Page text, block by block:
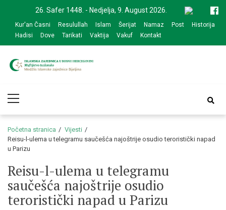
navigation
content
26. Safer 1448. - Nedjelja, 9. August 2026.
Kur'an Časni Resulullah Islam Šerijat Namaz Post
Historija
Hadisi
Dove Tarikati Vaktija Vakuf Kontakt
zajednice Bijeljina
Menu
Početna stranica
Vijesti
Reisu-l-ulema u telegramu saučešća najoštrije osudio teroristički napad
u Parizu
Reisu-l-ulema u telegramu
saučešća najoštrije osudio
teroristički napad u Parizu